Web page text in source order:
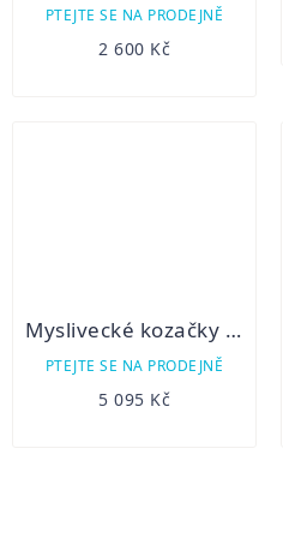
produktu
PTEJTE SE NA PRODEJNĚ
2 600 Kč
Myslivecké kozačky Bighorn Klondike
PTEJTE SE NA PRODEJNĚ
5 095 Kč